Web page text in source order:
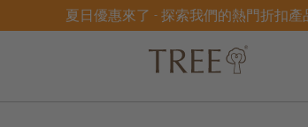
夏日優惠來了 - 探索我們的熱門折扣產